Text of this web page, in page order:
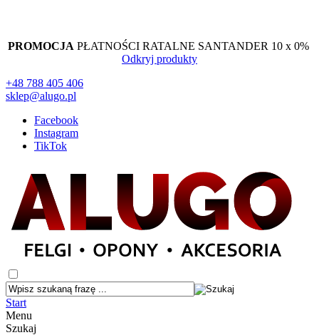
PROMOCJA PŁATNOŚCI RATALNE SANTANDER 10 x 0%
Odkryj produkty
+48 788 405 406
sklep@alugo.pl
Facebook
Instagram
TikTok
Start
Menu
Szukaj